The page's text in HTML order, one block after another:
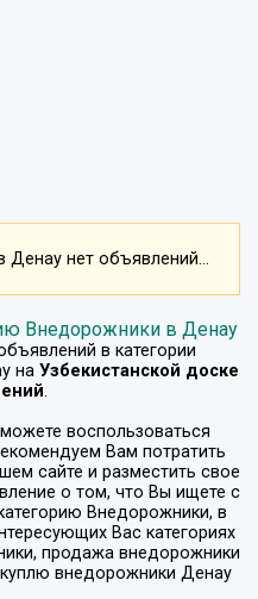
Денау нет объявлений...
Внедорожники в Денау
в категории
на Узбекистанской доске
.
воспользоваться
Вам потратить
сайте и разместить свое
о том, что Вы ищете с
Внедорожники, в
Вас категориях
продажа внедорожники
внедорожники Денау